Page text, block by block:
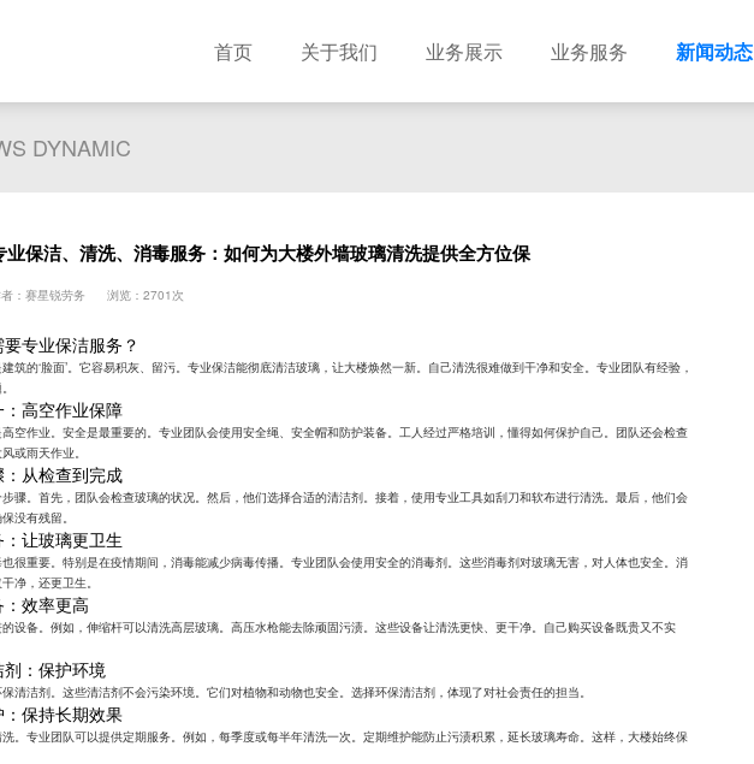
首页 关于我们 业务展示 业务服务 新闻动态
DYNAMIC
业保洁、清洗、消毒服务：如何为大楼外墙玻璃清洗提供全方位保
者：赛星锐劳务 浏览：2701次
专业保洁服务？
筑的‘脸面’。它容易积灰、留污。专业保洁能彻底清洁玻璃，让大楼焕然一新。自己清洗很难做到干净和安全。专业团队有经验，
高空作业保障
空作业。安全是最重要的。专业团队会使用安全绳、安全帽和防护装备。工人经过严格培训，懂得如何保护自己。团队还会检查
或雨天作业。
从检查到完成
骤。首先，团队会检查玻璃的状况。然后，他们选择合适的清洁剂。接着，使用专业工具如刮刀和软布进行清洗。最后，他们会
没有残留。
让玻璃更卫生
很重要。特别是在疫情期间，消毒能减少病毒传播。专业团队会使用安全的消毒剂。这些消毒剂对玻璃无害，对人体也安全。消
净，还更卫生。
效率更高
设备。例如，伸缩杆可以清洗高层玻璃。高压水枪能去除顽固污渍。这些设备让清洗更快、更干净。自己购买设备既贵又不实
：保护环境
清洁剂。这些清洁剂不会污染环境。它们对植物和动物也安全。选择环保清洁剂，体现了对社会责任的担当。
保持长期效果
。专业团队可以提供定期服务。例如，每季度或每半年清洗一次。定期维护能防止污渍积累，延长玻璃寿命。这样，大楼始终保